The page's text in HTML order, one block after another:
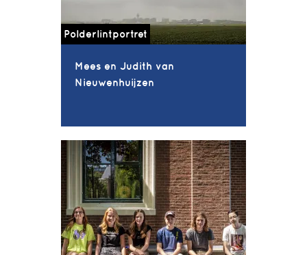
Polderlintportret
Mees en Judith van
Nieuwenhuijzen